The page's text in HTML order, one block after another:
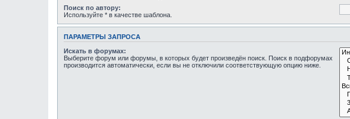
Поиск по автору:
Используйте * в качестве шаблона.
ПАРАМЕТРЫ ЗАПРОСА
Искать в форумах:
Выберите форум или форумы, в которых будет произведён поиск. Поиск в подфорумах
производится автоматически, если вы не отключили соответствующую опцию ниже.